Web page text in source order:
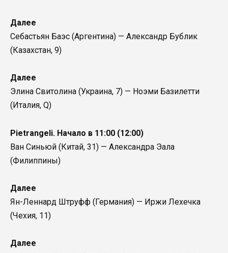
Далее
Себастьян Баэс (Аргентина) — Александр Бублик
(Казахстан, 9)
Далее
Элина Свитолина (Украина, 7) — Ноэми Базилетти
(Италия, Q)
Pietrangeli. Начало в 11:00 (12:00)
Ван Синьюй (Китай, 31) — Александра Эала
(Филиппины)
Далее
Ян-Леннард Штруфф (Германия) — Иржи Лехечка
(Чехия, 11)
Далее